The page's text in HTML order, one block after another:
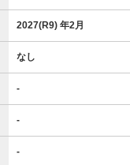
2027(R9) 年2月
なし
-
-
-